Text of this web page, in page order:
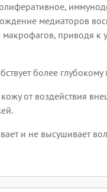
медиаторов
приводя
более
от воздействия
и не высушивает